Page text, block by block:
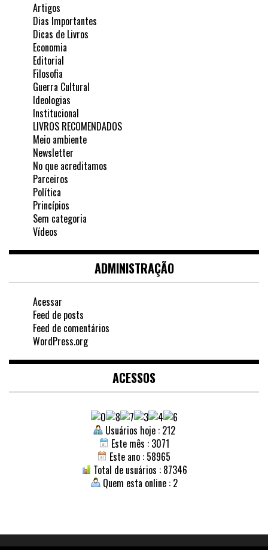
Artigos
Dias Importantes
Dicas de Livros
Economia
Editorial
Filosofia
Guerra Cultural
Ideologias
Institucional
LIVROS RECOMENDADOS
Meio ambiente
Newsletter
No que acreditamos
Parceiros
Política
Princípios
Sem categoria
Vídeos
ADMINISTRAÇÃO
Acessar
Feed de posts
Feed de comentários
WordPress.org
ACESSOS
Usuários hoje : 212
Este mês : 3071
Este ano : 58965
Total de usuários : 87346
Quem esta online : 2